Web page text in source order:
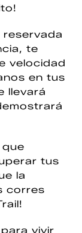
te
velocidad
en tus
llevará
tus
la
corres
vivir